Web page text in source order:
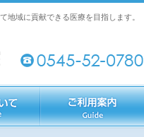
地域に貢献できる医療を目指します。